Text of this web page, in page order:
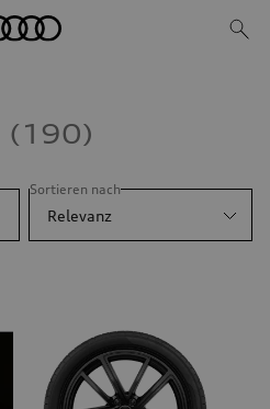
190
Sortieren nach
Relevanz